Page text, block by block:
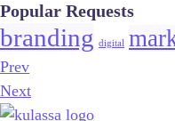
Popular Requests
branding digital
Prev
Next